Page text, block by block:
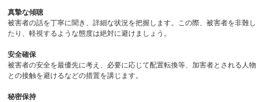
真摯な傾聴
被害者の話を丁寧に聞き、詳細な状況を把握します。この際、被害者を非難し
たり、軽視するような態度は絶対に避けましょう。
安全確保
被害者の安全を最優先に考え、必要に応じて配置転換等、加害者とされる人物
との接触を避けるなどの措置を講じます。
秘密保持